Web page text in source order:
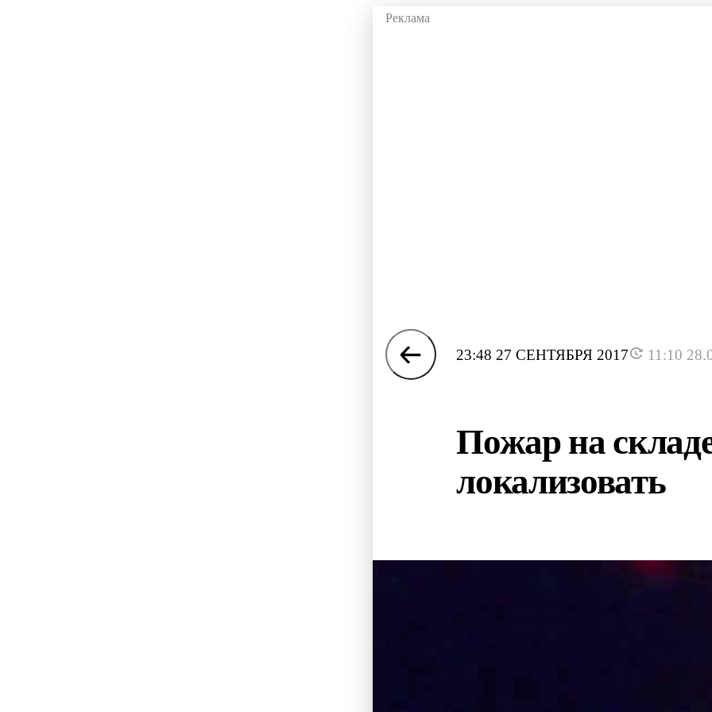
23:48 27 СЕНТЯБРЯ 2017 11:10
Пожар на
локализовать